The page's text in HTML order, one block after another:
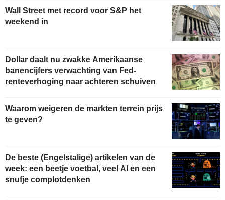
Wall Street met record voor S&P het
weekend in
Dollar daalt nu zwakke Amerikaanse
banencijfers verwachting van Fed-
renteverhoging naar achteren schuiven
Waarom weigeren de markten terrein prijs
te geven?
De beste (Engelstalige) artikelen van de
week: een beetje voetbal, veel AI en een
snufje complotdenken